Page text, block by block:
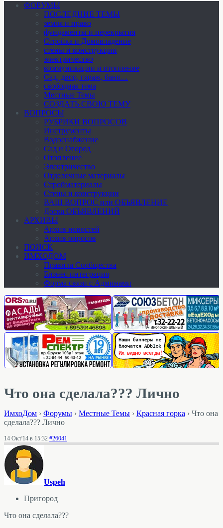
ФОРУМЫ
ПОСЛЕДНИЕ ТЕМЫ
земля и право
фундаменты и перекрытия
Стройка и Домовладение
стены и конструкции
электричество
коммуникации и отопление
Cад, двор, гараж, баня…
свободная тема
Местные Темы
СОЗДАТЬ СВОЮ ТЕМУ
ВОПРОСЫ
РУБРИКИ ВОПРОСОВ
Инструменты
Водоснабжение
Сад и Огород
Отопление
Электричество
Отделочные материалы
Стройматериалы
Стены и конструкции
ВАШ ВОПРОС или ОБЪЯВЛЕНИЕ
Доска ОБЪЯВЛЕНИЙ
АРХИВЫ
Архив новостей
Архив опросов
ПОИСК
ИМХОДОМ
Правила Сообщества
Бизнес-интеграция
Форма связи с Админами
Что она сделала??? Лично
ИмхоДом › Форумы › Местные Темы › Красная горка › Что она
сделала??? Лично
14 Окт'14 в 15:32 #26041
Uspeh
Пригород
Что она сделала???